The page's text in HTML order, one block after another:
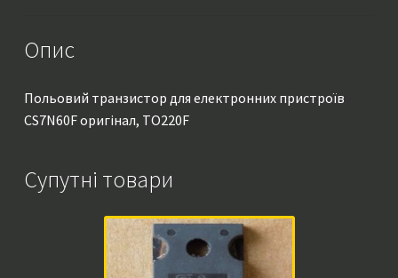
Опис
Польовий транзистор для електронних пристроїв
CS7N60F оригінал, TO220F
Супутні товари